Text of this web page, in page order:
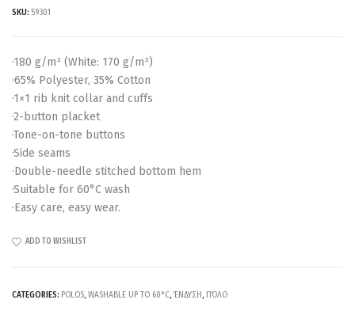
SKU: 59301
·180 g/m² (White: 170 g/m²)
·65% Polyester, 35% Cotton
·1×1 rib knit collar and cuffs
·2-button placket
·Tone-on-tone buttons
·Side seams
·Double-needle stitched bottom hem
·Suitable for 60°C wash
·Easy care, easy wear.
ADD TO WISHLIST
CATEGORIES: POLOS, WASHABLE UP TO 60°C, ΈΝΔΥΣΗ, ΠΌΛΟ